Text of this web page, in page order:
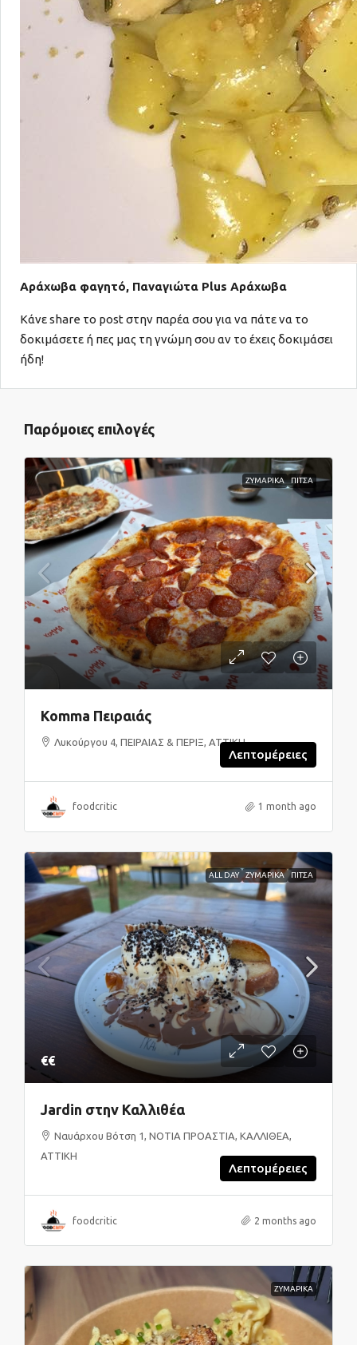
Αράχωβα φαγητό, Παναγιώτα Plus Αράχωβα
Κάνε share το post στην παρέα σου για να πάτε να το
δοκιμάσετε ή πες μας τη γνώμη σου αν το έχεις δοκιμάσει
ήδη!
Παρόμοιες επιλογές
ΖΥΜΑΡΙΚΑ ΠΙΤΣΑ
Komma Πειραιάς
Λυκούργου 4, ΠΕΙΡΑΙΑΣ & ΠΕΡΙΞ, ΑΤΤΙΚΗ
Λεπτομέρειες
foodcritic 1 month ago
ALL DAY ΖΥΜΑΡΙΚΑ ΠΙΤΣΑ
€€
Jardin στην Καλλιθέα
Ναυάρχου Βότση 1, ΝΟΤΙΑ ΠΡΟΑΣΤΙΑ, ΚΑΛΛΙΘΕΑ,
ΑΤΤΙΚΗ
Λεπτομέρειες
foodcritic 2 months ago
ΖΥΜΑΡΙΚΑ